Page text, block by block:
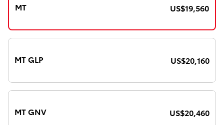
MT US$19,560
MT GLP US$20,160
MT GNV US$20,460